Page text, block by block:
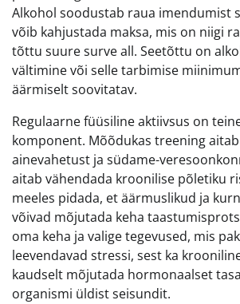
Alkohol soodustab raua imendumist
võib kahjustada maksa, mis on niigi
tõttu suure surve all. Seetõttu on
vältimine või selle tarbimise
äärmiselt soovitatav.
Regulaarne füüsiline aktiivsus on
komponent. Mõõdukas treening
ainevahetust ja südame-
aitab vähendada kroonilise põletiku
meeles pidada, et äärmuslikud ja
võivad mõjutada keha
oma keha ja valige tegevused, mis
leevendavad stressi, sest ka
kaudselt mõjutada hormonaalset
organismi üldist seisundit.